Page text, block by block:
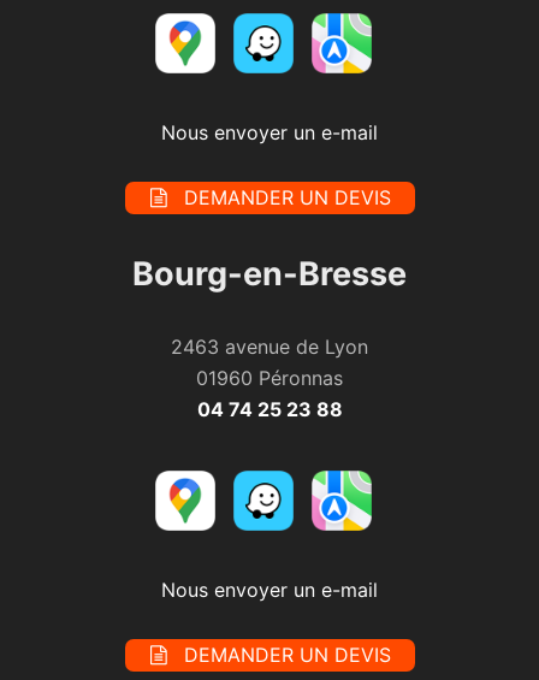
Nous envoyer un e-mail
DEMANDER UN DEVIS
Bourg-en-Bresse
2463 avenue de Lyon
01960 Péronnas
04 74 25 23 88
Nous envoyer un e-mail
DEMANDER UN DEVIS